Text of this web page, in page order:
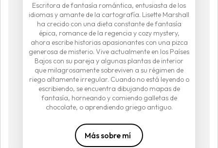
Escritora de fantasía romántica, entusiasta de los
idiomas y amante de la cartografía. Lisette Marshall
ha crecido con una dieta constante de fantasía
épica, romance de la regencia y cozy mystery,
ahora escribe historias apasionantes con una pizca
generosa de misterio. Vive actualmente en los Países
Bajos con su pareja y algunas plantas de interior
que milagrosamente sobreviven a su régimen de
riego altamente irregular. Cuando no está leyendo o
escribiendo, se encuentra dibujando mapas de
fantasía, horneando y comiendo galletas de
chocolate, o aprendiendo griego antiguo.
Más sobre mí